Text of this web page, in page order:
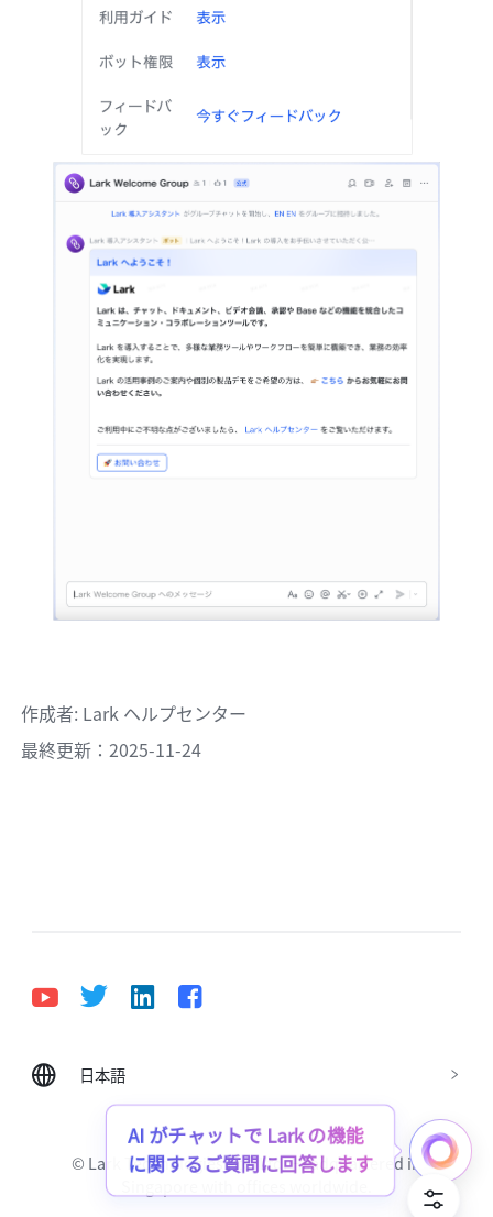
作成者: Lark ヘルプセンター
最終更新：2025-11-24
日本語
Bahasa Indonesia Deutsch English
Español
Italiano
Português (Brasil)
Tiếng Việt
ไทย 한국어 日本語
中文
Русский язык
हिन्दी
© Lark Technologies Pte. Ltd. Headquartered in
AI がチャットで Lark の機能
に関するご質問に回答します